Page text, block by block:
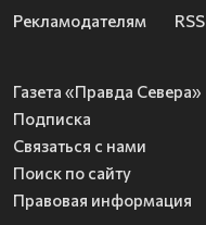
Рекламодателям RSS
Газета «Правда Севера»
Подписка
Связаться с нами
Поиск по сайту
Правовая информация